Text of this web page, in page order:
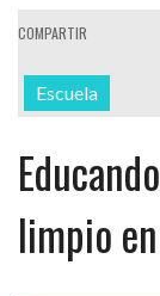
COMPARTIR
Escuela
limpio